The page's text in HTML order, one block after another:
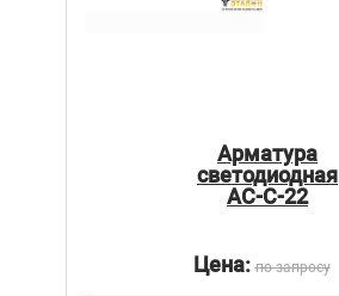
Арматура
светодиодная
АС-С-22
Цена:по запросу